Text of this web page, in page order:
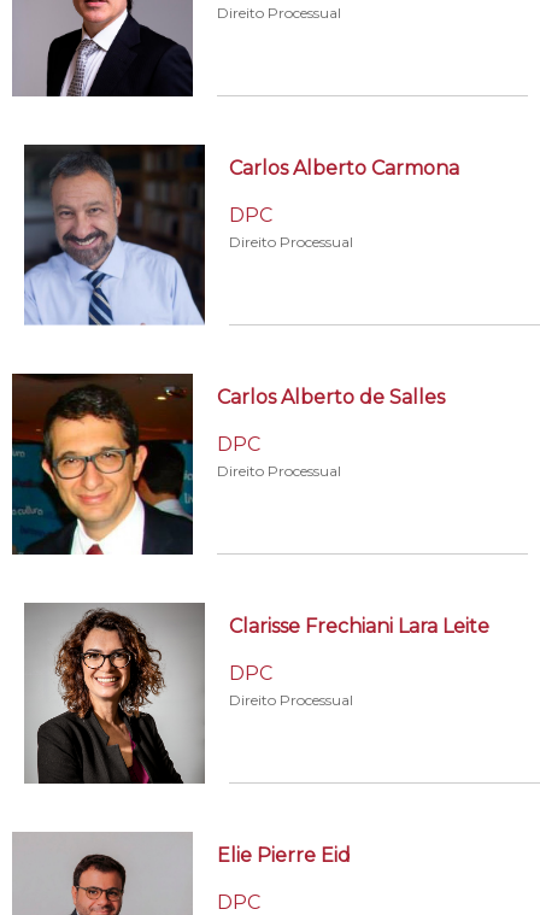
Direito Processual
Carlos Alberto Carmona
DPC
Direito Processual
Carlos Alberto de Salles
DPC
Direito Processual
Clarisse Frechiani Lara Leite
DPC
Direito Processual
Elie Pierre Eid
DPC